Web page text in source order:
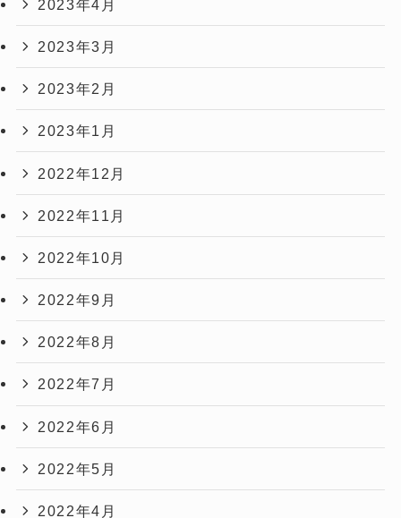
2023年4月
2023年3月
2023年2月
2023年1月
2022年12月
2022年11月
2022年10月
2022年9月
2022年8月
2022年7月
2022年6月
2022年5月
2022年4月